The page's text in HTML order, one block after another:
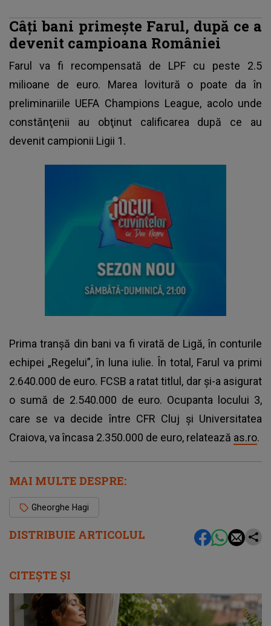
DISTRIBUIE ARTICOLUL
Câţi bani primeşte Farul, după ce a
devenit campioana României
Farul va fi recompensată de LPF cu peste 2.5
milioane de euro. Marea lovitură o poate da în
preliminariile UEFA Champions League, acolo unde
constănţenii au obţinut calificarea după ce au
devenit campionii Ligii 1.
Prima tranşă din bani va fi virată de Ligă, în conturile
echipei „Regelui”, în luna iulie. În total, Farul va primi
2.640.000 de euro. FCSB a ratat titlul, dar şi-a asigurat
o sumă de 2.540.000 de euro. Ocupanta locului 3,
care se va decide între CFR Cluj şi Universitatea
Craiova, va încasa 2.350.000 de euro, relatează as.ro.
MAI MULTE DESPRE:
Gheorghe Hagi
CITEȘTE ȘI